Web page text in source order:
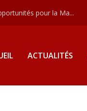
pour la Ma...
ACTUALITÉS